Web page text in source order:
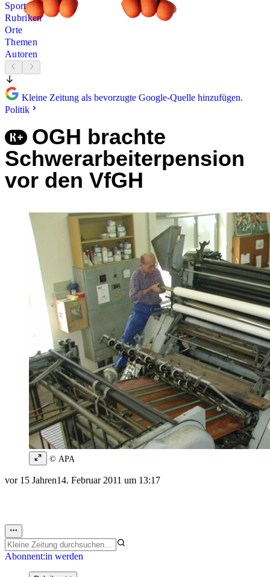
Sport
Rubriken
Orte
Themen
Autoren
Kleine Zeitung als bevorzugte Google-Quelle hinzufügen.
Politik
OGH brachte
Schwerarbeiterpension
vor den VfGH
© APA
vor 15 Jahren14. Februar 2011 um 13:17
Abonnent:in werden